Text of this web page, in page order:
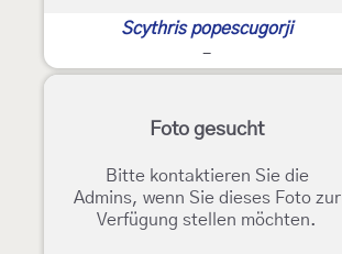
Scythris popescugorji
-
Foto gesucht
Bitte kontaktieren Sie die
Admins, wenn Sie dieses Foto zur
Verfügung stellen möchten.